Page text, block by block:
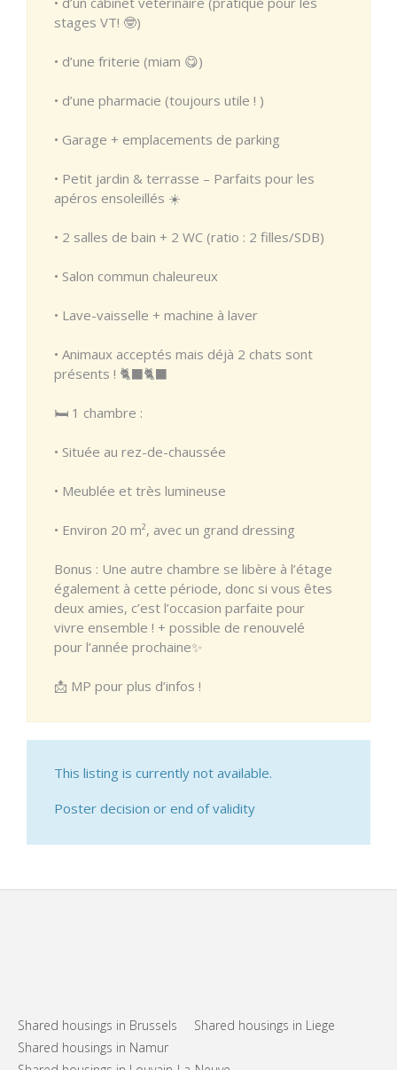
stages VT! 🤓)
• d’une friterie (miam 😋)
• d’une pharmacie (toujours utile ! )
• Garage + emplacements de parking
• Petit jardin & terrasse – Parfaits pour les
apéros ensoleillés ☀️
• 2 salles de bain + 2 WC (ratio : 2 filles/SDB)
• Salon commun chaleureux
• Lave-vaisselle + machine à laver
• Animaux acceptés mais déjà 2 chats sont
présents ! 🐈‍⬛🐈‍⬛
🛏️ 1 chambre :
• Située au rez-de-chaussée
• Meublée et très lumineuse
• Environ 20 m², avec un grand dressing
Bonus : Une autre chambre se libère à l’étage
également à cette période, donc si vous êtes
deux amies, c’est l’occasion parfaite pour
vivre ensemble ! + possible de renouvelé
pour l’année prochaine✨
📩 MP pour plus d’infos !
This listing is currently not available.
Poster decision or end of validity
Shared housings in Brussels
Shared housings in Liege
Shared housings in Namur